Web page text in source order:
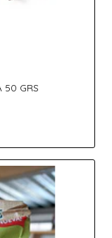
50 GRS